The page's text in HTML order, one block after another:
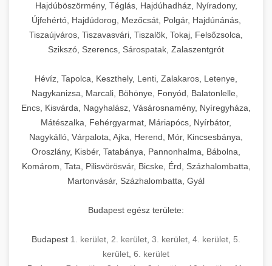
Hajdúböszörmény, Téglás, Hajdúhadház, Nyíradony,
Újfehértó, Hajdúdorog, Mezőcsát, Polgár, Hajdúnánás,
Tiszaújváros, Tiszavasvári, Tiszalök, Tokaj, Felsőzsolca,
Szikszó, Szerencs, Sárospatak, Zalaszentgrót
Hévíz, Tapolca, Keszthely, Lenti, Zalakaros, Letenye,
Nagykanizsa, Marcali, Böhönye, Fonyód, Balatonlelle,
Encs, Kisvárda, Nagyhalász, Vásárosnamény, Nyíregyháza,
Mátészalka, Fehérgyarmat, Máriapócs, Nyírbátor,
Nagykálló, Várpalota, Ajka, Herend, Mór, Kincsesbánya,
Oroszlány, Kisbér, Tatabánya, Pannonhalma, Bábolna,
Komárom, Tata, Pilisvörösvár, Bicske, Érd, Százhalombatta,
Martonvásár, Százhalombatta, Gyál
Budapest egész területe:
Budapest 1. kerület 2. kerület 3. kerület 4. kerület 5.
kerület 6. kerület